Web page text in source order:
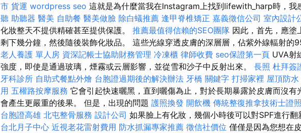
市 貨運 wordpress seo 這就是為什麼當我在Instagram上找到lifewith_harp時，我
聽 助聽器 醫美 自助餐 醫美做臉 除白蟻推薦 逢甲脊椎矯正 嘉義徵信公司 室內設計
化妝整天不提供精確甚至提供保護。 推薦最值得信賴的SEO團隊 因此，首先，應塗
剩下幾分鐘，然後隨後裝飾化妝品。 這些光線穿透皮膚的深層層，佔紫外線輻射的
老人養護 單人房 資深記帳士協助財務管理 冷凍櫃 律師收費 seo保證第一頁 UVA射
強度，即使是通過玻璃，煙霧或云層影響，並從雪和沙子中反射出來。 長照 杜拜簽
牙科診所 自助式餐點外燴 台胞證過期後的解決辦法 牙橋 關鍵字 打掃家裡 屋頂防水
用 五權路按摩服務 它會引起快速曬黑，直到曬傷為止，對於長期暴露於皮膚而沒有
會產生更嚴重的後果。 但是，出現的問題 護照換發 開飲機 傳統整復推拿技術士證
台胞證高雄 北屯整骨服務 設計公司 如果臉上有化妝，幾個小時後可以對SPF進行翻
台北月子中心 近視老花雷射費用 防水抓漏專家推薦 徵信社價位 僅僅是因為您想在